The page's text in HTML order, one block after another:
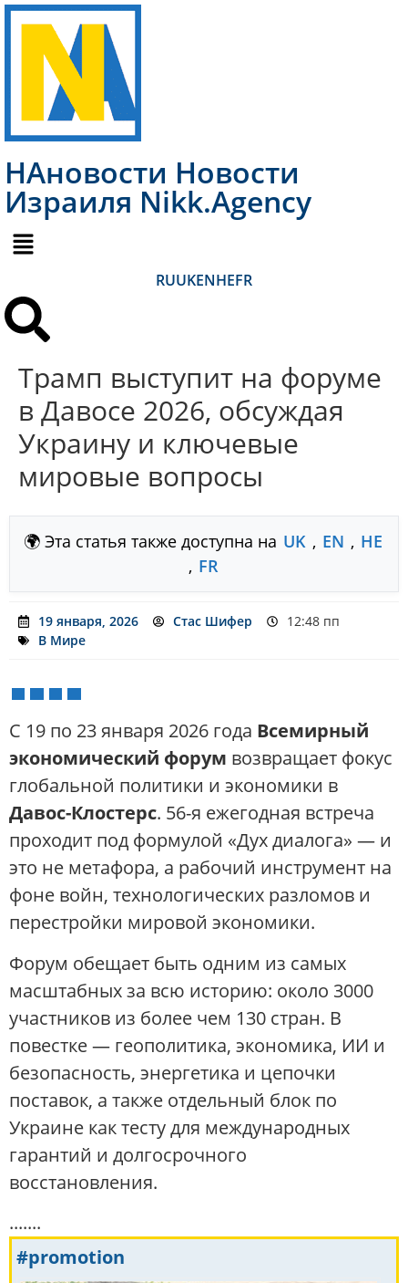
НАновости Новости
Израиля Nikk.Agency
RUUKENHEFR
Трамп выступит на форуме
в Давосе 2026, обсуждая
Украину и ключевые
мировые вопросы
🌍 Эта статья также доступна на UK , EN , HE
, FR
19 января, 2026 Стас Шифер
12:48 пп
В Мире
С 19 по 23 января 2026 года Всемирный
экономический форум возвращает фокус
глобальной политики и экономики в
Давос-Клостерс. 56-я ежегодная встреча
проходит под формулой «Дух диалога» — и
это не метафора, а рабочий инструмент на
фоне войн, технологических разломов и
перестройки мировой экономики.
Форум обещает быть одним из самых
масштабных за всю историю: около 3000
участников из более чем 130 стран. В
повестке — геополитика, экономика, ИИ и
безопасность, энергетика и цепочки
поставок, а также отдельный блок по
Украине как тесту для международных
гарантий и долгосрочного
восстановления.
.......
#promotion